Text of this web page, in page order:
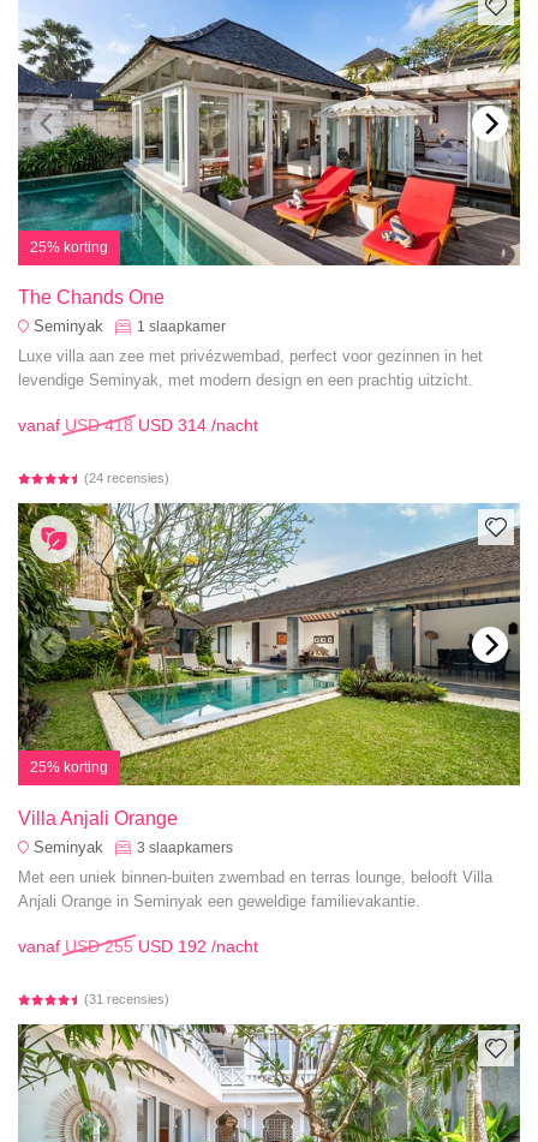
25% korting
The Chands One
Seminyak 1 slaapkamer
Luxe villa aan zee met privézwembad, perfect voor gezinnen in het
levendige Seminyak, met modern design en een prachtig uitzicht.
vanaf USD 418 USD 314 /nacht
(24 recensies)
25% korting
Villa Anjali Orange
Seminyak 3 slaapkamers
Met een uniek binnen-buiten zwembad en terras lounge, belooft Villa
Anjali Orange in Seminyak een geweldige familievakantie.
vanaf USD 255 USD 192 /nacht
(31 recensies)